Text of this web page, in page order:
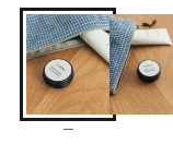
ー